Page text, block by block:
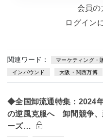
会員の
ログイン
関連ワード： マーケティング・
インバウンド 大阪・関西万博
◆全国卸流通特集：2024
の逆風克服へ 卸間競争、
ーズ…